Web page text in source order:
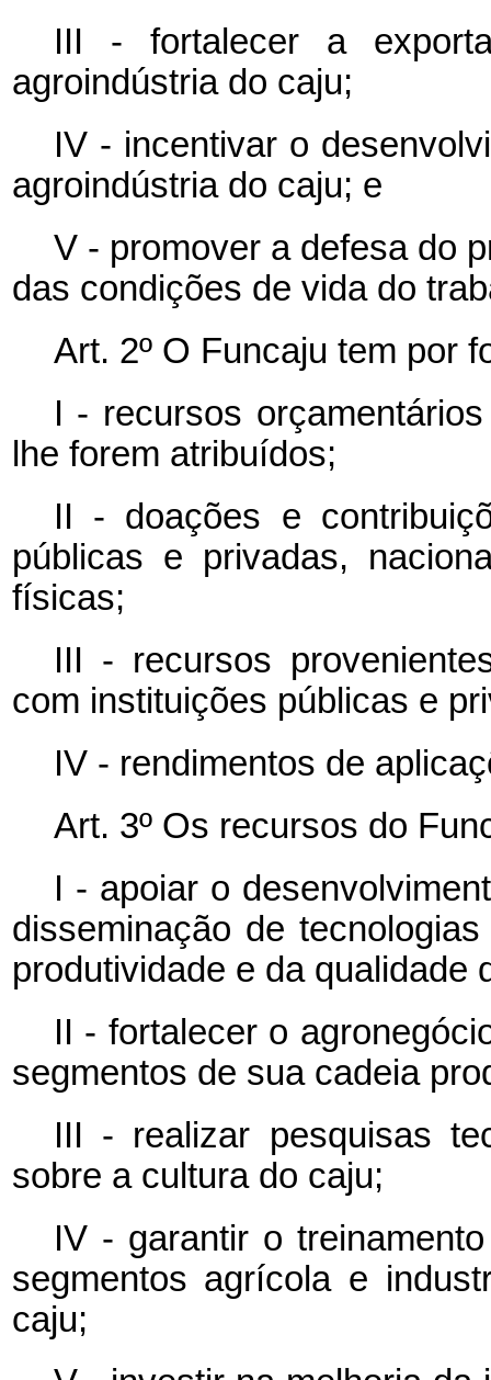
III - fortalecer a
agroindústria do caju;
IV - incentivar o
agroindústria do caju; e
V - promover a defesa do
das condições de vida do
Art. 2º O Funcaju tem por
I - recursos
lhe forem atribuídos;
II - doações e
públicas e privadas,
físicas;
III - recursos
com instituições públicas e
IV - rendimentos de
Art. 3º Os recursos do
I - apoiar o
disseminação de
produtividade e da qualidade
II - fortalecer o
segmentos de sua cadeia
III - realizar pesquisas
sobre a cultura do caju;
IV - garantir o
segmentos agrícola e
caju;